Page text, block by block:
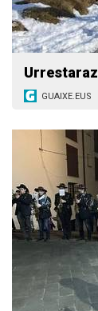
GUAIXE.EUS